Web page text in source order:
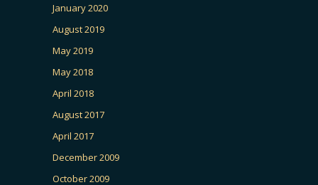
January 2020
August 2019
May 2019
May 2018
April 2018
August 2017
April 2017
December 2009
October 2009